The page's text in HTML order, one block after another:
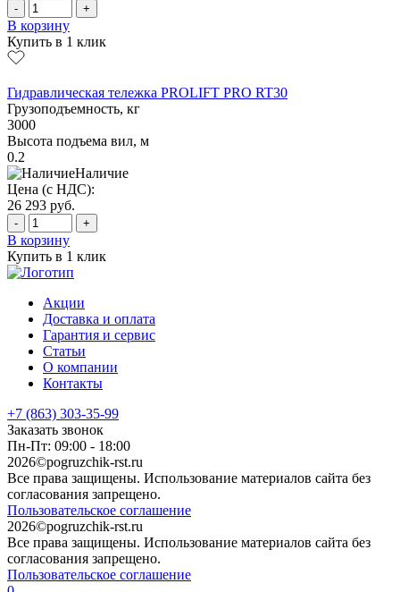
- +
В корзину
Купить в 1 клик
Гидравлическая тележка PROLIFT PRO RT30
Грузоподъемность, кг
3000
Высота подъема вил, м
0.2
Наличие
Цена (с НДС):
26 293 руб.
- +
В корзину
Купить в 1 клик
Акции
Доставка и оплата
Гарантия и сервис
Статьи
О компании
Контакты
+7 (863) 303-35-99
Заказать звонок
Пн-Пт: 09:00 - 18:00
2026©pogruzchik-rst.ru
Все права защищены. Использование материалов сайта без
согласования запрещено.
Пользовательское соглашение
2026©pogruzchik-rst.ru
Все права защищены. Использование материалов сайта без
согласования запрещено.
Пользовательское соглашение